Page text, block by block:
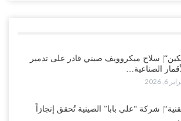
سلاح ميكروويف صيني قادر على تدمير
الصناعية…
6, 2026
شركة “علي بابا” الصينية تُحقق إنجازاً